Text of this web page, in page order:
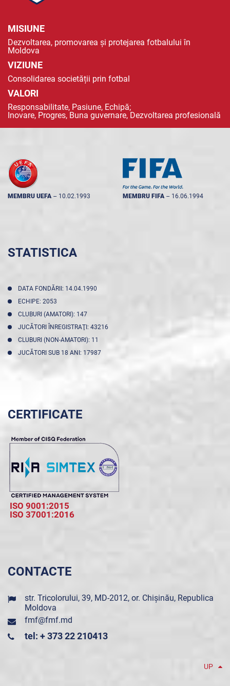
MISIUNE
Dezvoltarea, promovarea și protejarea fotbalului în
Moldova
VIZIUNE
Consolidarea societății prin fotbal
VALORI
Responsabilitate, Pasiune, Echipă;
Inovare, Progres, Buna guvernare, Dezvoltarea profesională
MEMBRU UEFA -- 10.02.1993 MEMBRU FIFA -- 16.06.1994
STATISTICA
DATA FONDĂRII: 14.04.1990
ECHIPE: 2053
CLUBURI (AMATORI): 147
JUCĂTORI ÎNREGISTRAŢI: 43216
CLUBURI (NON-AMATORI): 11
JUCĂTORI SUB 18 ANI: 17987
CERTIFICATE
ISO 9001:2015
ISO 37001:2016
CONTACTE
str. Tricolorului, 39, MD-2012, or. Chișinău, Republica
Moldova
fmf@fmf.md
tel: + 373 22 210413
UP